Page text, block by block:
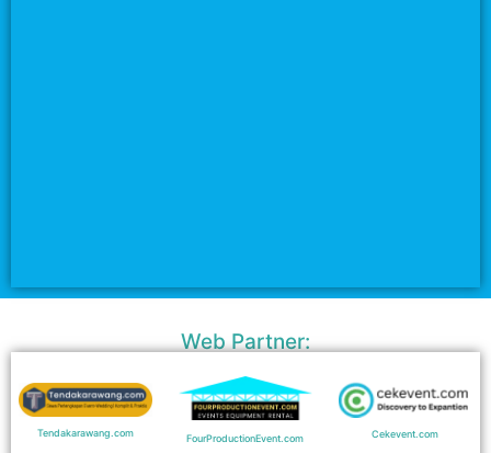
Web Partner:
Tendakarawang.com FourProductionEvent.com Cekevent.com